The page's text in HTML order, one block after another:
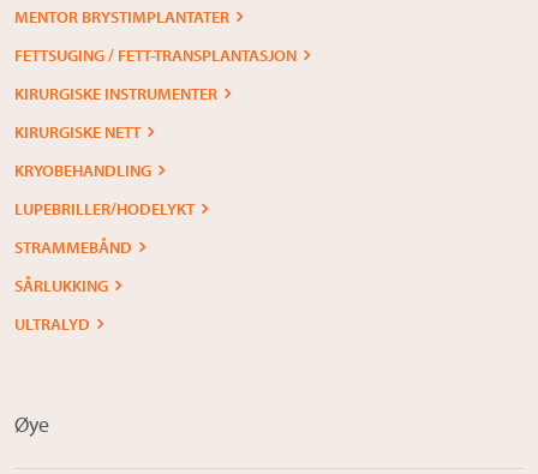
MENTOR BRYSTIMPLANTATER
FETTSUGING / FETT-TRANSPLANTASJON
KIRURGISKE INSTRUMENTER
KIRURGISKE NETT
KRYOBEHANDLING
LUPEBRILLER/HODELYKT
STRAMMEBÅND
SÅRLUKKING
ULTRALYD
Øye